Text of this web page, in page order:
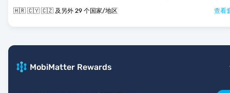
🇭🇷 🇨🇾 🇨🇿 及另外 29 个国家/地区 查看
MobiMatter Rewards